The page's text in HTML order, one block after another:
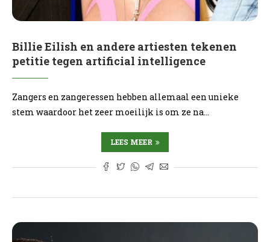
Billie Eilish en andere artiesten tekenen
petitie tegen artificial intelligence
Zangers en zangeressen hebben allemaal een unieke
stem waardoor het zeer moeilijk is om ze na…
LEES MEER